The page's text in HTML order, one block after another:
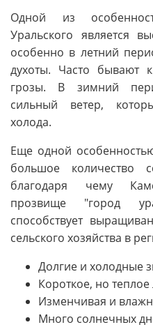
Одной из
Уральского является
особенно в летний
духоты. Часто бывают
грозы. В зимний
сильный ветер,
холода.
Еще одной
большое количество
благодаря чему
прозвище "город
способствует
сельского хозяйства в
Долгие и холодные
Короткое, но теплое
Изменчивая и
Много солнечных